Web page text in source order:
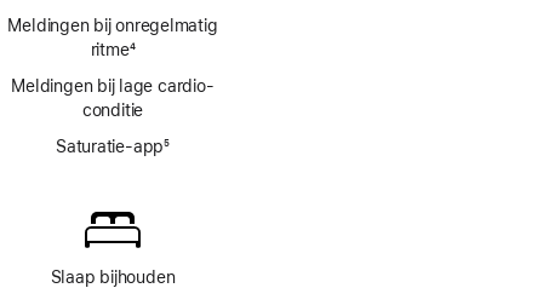
Meldingen bij onregelmatig
ritme4
Meldingen bij lage cardio­
conditie
Saturatie-app5
Slaap bijhouden